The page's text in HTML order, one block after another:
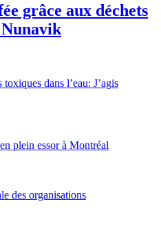
grâce aux déchets
dans l’eau: J’agis
plein essor à Montréal
des organisations